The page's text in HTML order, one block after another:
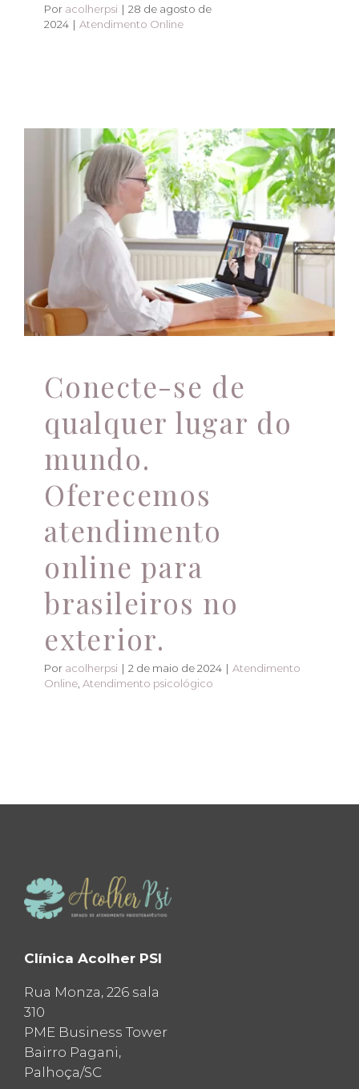
Por acolherpsi | 28 de agosto de
2024 | Atendimento Online
Conecte-se de
qualquer lugar do
mundo. Oferecemos
atendimento online
para brasileiros no
exterior.
Atendimento Online Atendimento psicológico
Conecte-se de
qualquer lugar do
mundo.
Oferecemos
atendimento
online para
brasileiros no
exterior.
Por acolherpsi | 2 de maio de 2024 | Atendimento
Online, Atendimento psicológico
Clínica Acolher PSI
Rua Monza, 226 sala
310
PME Business Tower
Bairro Pagani,
Palhoça/SC